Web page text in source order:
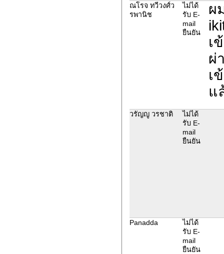
ณโรจ ทวีวงศ์ว
รพานิช
ไม่ได้
รับ E-
mail
ยืนยัน
ผ
เ
ผ่
เ
แ
วรัญญู วรชาติ
ไม่ได้
รับ E-
mail
ยืนยัน
Panadda
ไม่ได้
รับ E-
mail
ยืนยัน